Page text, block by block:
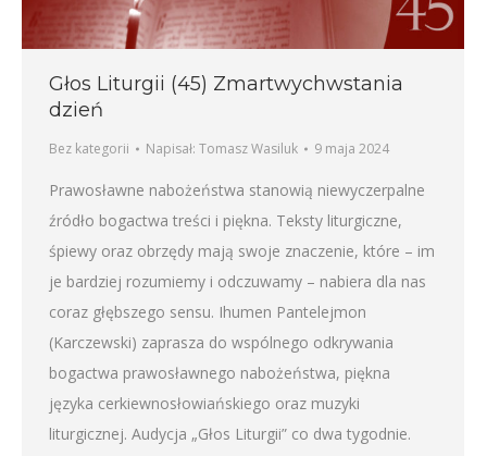
Głos Liturgii (45) Zmartwychwstania
dzień
Bez kategorii Napisał: Tomasz Wasiluk 9 maja 2024
Prawosławne nabożeństwa stanowią niewyczerpalne
źródło bogactwa treści i piękna. Teksty liturgiczne,
śpiewy oraz obrzędy mają swoje znaczenie, które – im
je bardziej rozumiemy i odczuwamy – nabiera dla nas
coraz głębszego sensu. Ihumen Pantelejmon
(Karczewski) zaprasza do wspólnego odkrywania
bogactwa prawosławnego nabożeństwa, piękna
języka cerkiewnosłowiańskiego oraz muzyki
liturgicznej. Audycja „Głos Liturgii” co dwa tygodnie.